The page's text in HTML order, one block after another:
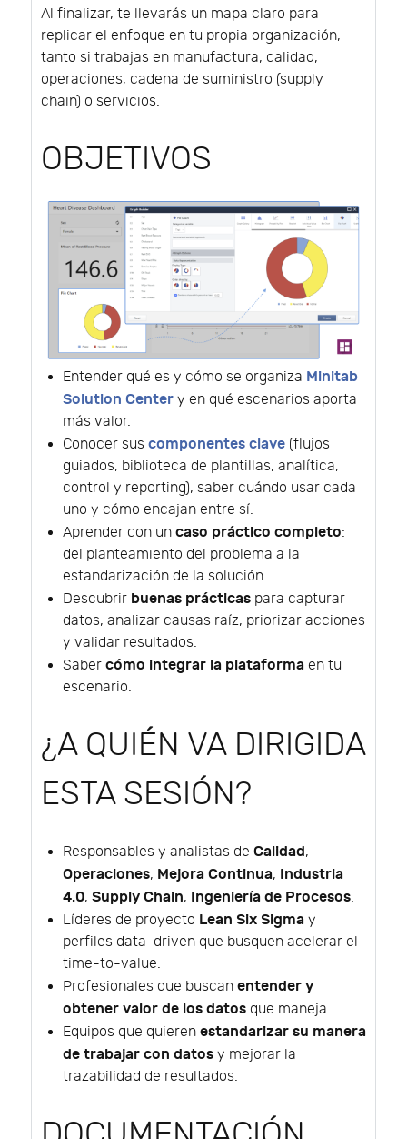
Al finalizar, te llevarás un mapa claro para
replicar el enfoque en tu propia organización,
tanto si trabajas en manufactura, calidad,
operaciones, cadena de suministro (supply
chain) o servicios.
OBJETIVOS
Entender qué es y cómo se organiza Minitab
Solution Center y en qué escenarios aporta
más valor.
Conocer sus componentes clave (flujos
guiados, biblioteca de plantillas, analítica,
control y reporting), saber cuándo usar cada
uno y cómo encajan entre sí.
Aprender con un caso práctico completo:
del planteamiento del problema a la
estandarización de la solución.
Descubrir buenas prácticas para capturar
datos, analizar causas raíz, priorizar acciones
y validar resultados.
Saber cómo integrar la plataforma en tu
escenario.
¿A QUIÉN VA DIRIGIDA
ESTA SESIÓN?
Responsables y analistas de Calidad,
Operaciones, Mejora Continua, Industria
4.0, Supply Chain, Ingeniería de Procesos.
Líderes de proyecto Lean Six Sigma y
perfiles data-driven que busquen acelerar el
time-to-value.
Profesionales que buscan entender y
obtener valor de los datos que maneja.
Equipos que quieren estandarizar su manera
de trabajar con datos y mejorar la
trazabilidad de resultados.